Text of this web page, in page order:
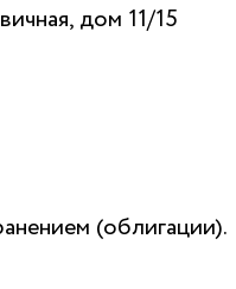
дом 11/15
(облигации).